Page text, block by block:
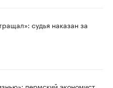
судья наказан за